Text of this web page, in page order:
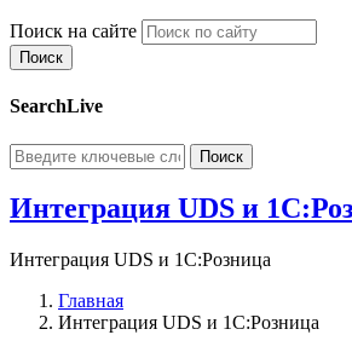
Поиск на сайте
SearchLive
Интеграция UDS и
Интеграция UDS и 1С:Розница
Главная
Интеграция UDS и 1С:Розница